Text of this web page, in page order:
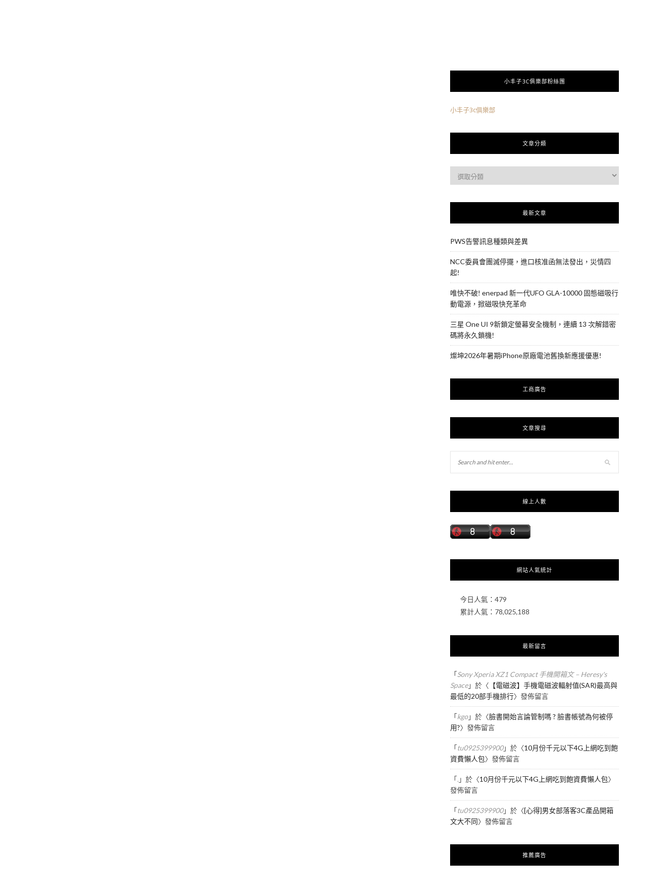
小丰子3C俱樂部粉絲團
小丰子3c俱樂部
文章分類
最新文章
PWS告警訊息種類與差異
NCC委員會團滅停擺，進口核准函無法發出，災情四
起!
唯快不破! enerpad 新一代UFO GLA-10000 固態磁吸行
動電源，掀磁吸快充革命
三星 One UI 9新鎖定螢幕安全機制，連續 13 次解錯密
碼將永久鎖機!
燦坤2026年暑期iPhone原廠電池舊換新應援優惠!
工商廣告
文章搜尋
線上人數
網站人氣統計
今日人氣： 479
累計人氣： 78,025,188
最新留言
「Sony Xperia XZ1 Compact 手機開箱文 – Heresy's
Space」於〈 【電磁波】手機電磁波輻射值(SAR)最高與
最低的20部手機排行〉發佈留言
「kgo」於〈臉書開始言論管制嗎 ? 臉書帳號為何被停
用?〉發佈留言
「tu0925399900」於〈10月份千元以下4G上網吃到飽
資費懶人包〉發佈留言
「.」於〈10月份千元以下4G上網吃到飽資費懶人包〉
發佈留言
「tu0925399900」於〈[心得]男女部落客3C產品開箱
文大不同〉發佈留言
推薦廣告